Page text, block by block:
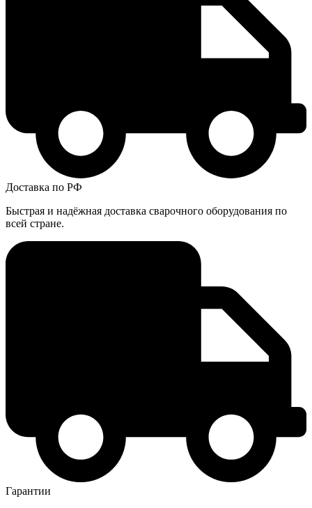
Доставка по РФ
Быстрая и надёжная доставка сварочного оборудования по
всей стране.
Гарантии